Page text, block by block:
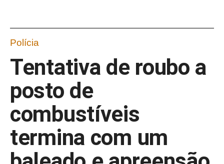
Polícia
Tentativa de roubo a
posto de
combustíveis
termina com um